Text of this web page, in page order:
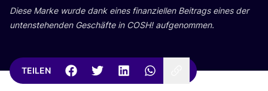
Die­se Mar­ke wur­de dank eines finan­zi­el­len Bei­trags eines der
unten­ste­hen­den Geschäf­te in COSH! aufgenommen.
TEILEN